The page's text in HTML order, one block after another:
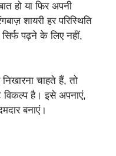
हो या फिर अपनी
शायरी हर परिस्थिति
पढ़ने के लिए नहीं,
चाहते हैं, तो
है। इसे अपनाएं,
बनाएं।